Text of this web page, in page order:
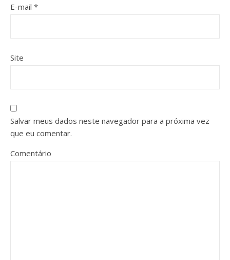
E-mail *
Site
Salvar meus dados neste navegador para a próxima vez
que eu comentar.
Comentário